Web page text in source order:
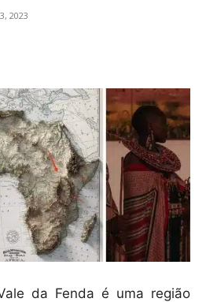
2023
da Fenda é uma região